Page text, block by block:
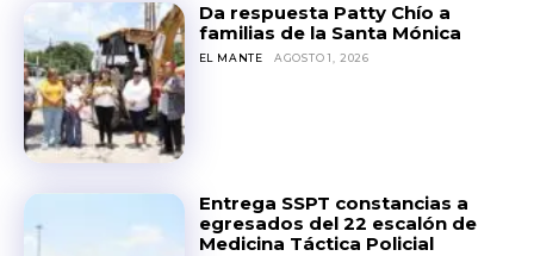
Da respuesta Patty Chío a
familias de la Santa Mónica
EL MANTE AGOSTO 1, 2026
Entrega SSPT constancias a
egresados del 22 escalón de
Medicina Táctica Policial